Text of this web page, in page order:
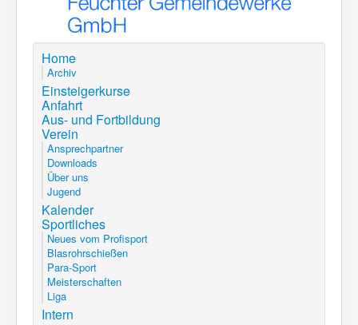
Home
Archiv
Einsteigerkurse
Anfahrt
Aus- und Fortbildung
Verein
Ansprechpartner
Downloads
Über uns
Jugend
Kalender
Sportliches
Neues vom Profisport
Blasrohrschießen
Para-Sport
Meisterschaften
Liga
Intern